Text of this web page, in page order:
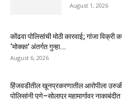
August 1, 2026
कोंढवा पोलिसांची मोठी कारवाई; गांजा विक्री
‘मोक्का’ अंतर्गत गुन्हा...
August 6, 2026
हिंजवडीतील खूनप्रकरणातील आरोपीला
पोलिसांनी पुणे–सोलापूर महामार्गावर